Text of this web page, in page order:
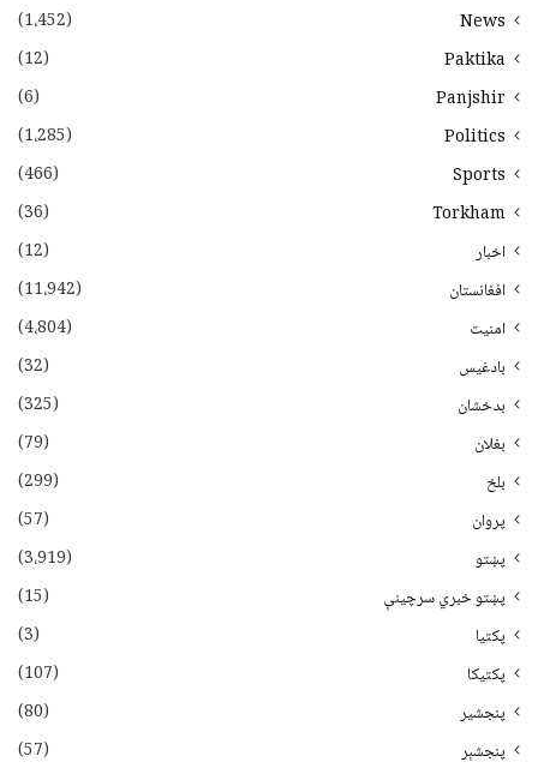
News
(1،452)
Paktika
(12)
Panjshir
(6)
Politics
(1،285)
Sports
(466)
Torkham
(36)
اخبار
(12)
افغانستان
(11،942)
امنیت
(4،804)
بادغیس
(32)
بدخشان
(325)
بغلان
(79)
بلخ
(299)
پروان
(57)
پښتو
(3،919)
پښتو خبري سرچينې
(15)
پکتيا
(3)
پکتیکا
(107)
پنجشیر
(80)
پنجشېر
(57)